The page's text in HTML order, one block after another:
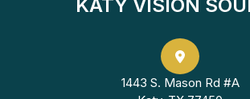
KATY VISION
1443 S. Mason Rd #A